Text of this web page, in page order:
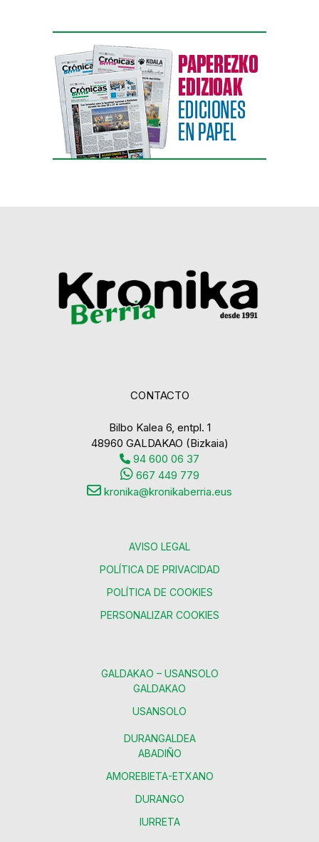
CONTACTO
Bilbo Kalea 6, entpl. 1
48960 GALDAKAO (Bizkaia)
94 600 06 37
667 449 779
kronika@kronikaberria.eus
AVISO LEGAL
POLÍTICA DE PRIVACIDAD
POLÍTICA DE COOKIES
PERSONALIZAR COOKIES
GALDAKAO – USANSOLO
GALDAKAO
USANSOLO
DURANGALDEA
ABADIÑO
AMOREBIETA-ETXANO
DURANGO
IURRETA